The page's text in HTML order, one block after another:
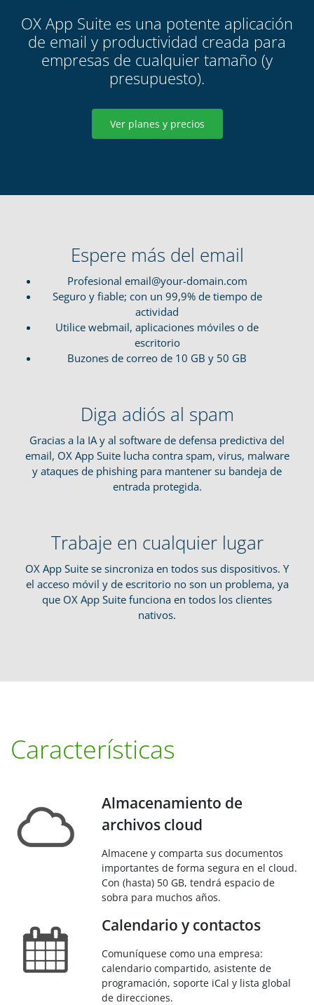
OX App Suite es una potente aplicación
de email y productividad creada para
empresas de cualquier tamaño (y
presupuesto).
Ver planes y precios
Espere más del email
Profesional email@your-domain.com
Seguro y fiable; con un 99,9% de tiempo de
actividad
Utilice webmail, aplicaciones móviles o de
escritorio
Buzones de correo de 10 GB y 50 GB
Diga adiós al spam
Gracias a la IA y al software de defensa predictiva del
email, OX App Suite lucha contra spam, virus, malware
y ataques de phishing para mantener su bandeja de
entrada protegida.
Trabaje en cualquier lugar
OX App Suite se sincroniza en todos sus dispositivos. Y
el acceso móvil y de escritorio no son un problema, ya
que OX App Suite funciona en todos los clientes
nativos.
Características
Almacenamiento de
archivos cloud
Almacene y comparta sus documentos
importantes de forma segura en el cloud.
Con (hasta) 50 GB, tendrá espacio de
sobra para muchos años.
Calendario y contactos
Comuníquese como una empresa:
calendario compartido, asistente de
programación, soporte iCal y lista global
de direcciones.